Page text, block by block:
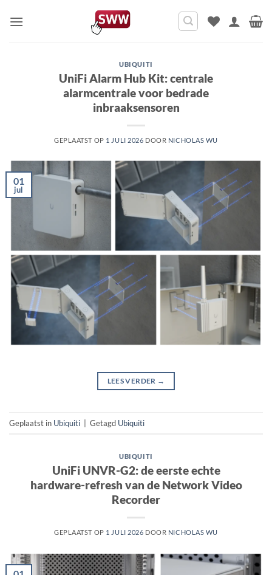
naar
UBIQUITI
UniFi Alarm Hub Kit: centrale
alarmcentrale voor bedrade
inbraaksensoren
GEPLAATST OP 1 JULI 2026 DOOR NICHOLAS WU
01
jul
LEES VERDER →
Geplaatst in Ubiquiti Getagd Ubiquiti
UBIQUITI
UniFi UNVR-G2: de eerste echte
hardware-refresh van de Network Video
Recorder
GEPLAATST OP 1 JULI 2026 DOOR NICHOLAS WU